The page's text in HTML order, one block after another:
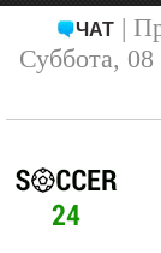
ЧАТ|
Суббота,